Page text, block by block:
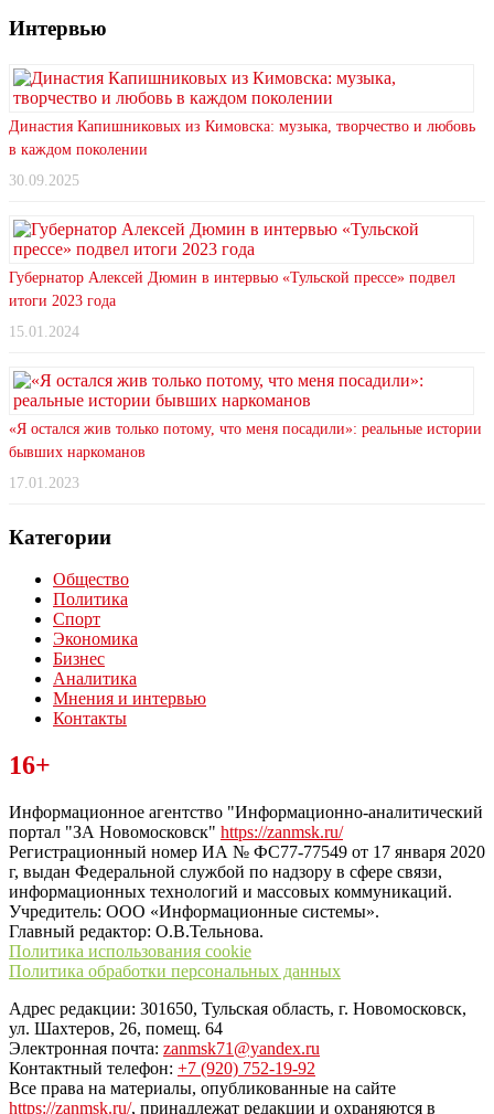
Интервью
Династия Капишниковых из Кимовска: музыка, творчество и любовь
в каждом поколении
30.09.2025
Губернатор Алексей Дюмин в интервью «Тульской прессе» подвел
итоги 2023 года
15.01.2024
«Я остался жив только потому, что меня посадили»: реальные истории
бывших наркоманов
17.01.2023
Категории
Общество
Политика
Спорт
Экономика
Бизнес
Аналитика
Мнения и интервью
Контакты
Читайте последние новости дня в Тульской области на сайте
“ЗаНовомосковск”
16+
Информационное агентство "Информационно-аналитический
портал "ЗА Новомосковск" https://zanmsk.ru/
Регистрационный номер ИА № ФС77-77549 от 17 января 2020
г, выдан Федеральной службой по надзору в сфере связи,
информационных технологий и массовых коммуникаций.
Учредитель: ООО «Информационные системы».
Главный редактор: О.В.Тельнова.
Политика использования cookie
Политика обработки персональных данных
Адрес редакции: 301650, Тульская область, г. Новомосковск,
ул. Шахтеров, 26, помещ. 64
Электронная почта: zanmsk71@yandex.ru
Контактный телефон: +7 (920) 752-19-92
Все права на материалы, опубликованные на сайте
https://zanmsk.ru/, принадлежат редакции и охраняются в